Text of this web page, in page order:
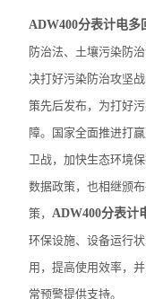
电动机保护器
数据采集传输仪
防逆流检测仪表
DJSF1352直流电
母线测温监控模块
ATE 无线测温传感器
ADW400分表计电多
防治法、土壤污染防
决打好污染防治攻坚
策先后发布，为打好
障。国家全面推进打
卫战，加快生态环境
数据政策，也相继颁
策，ADW400分表计
环保设施、设备运行
用，提高使用效率，
常预警提供支持。